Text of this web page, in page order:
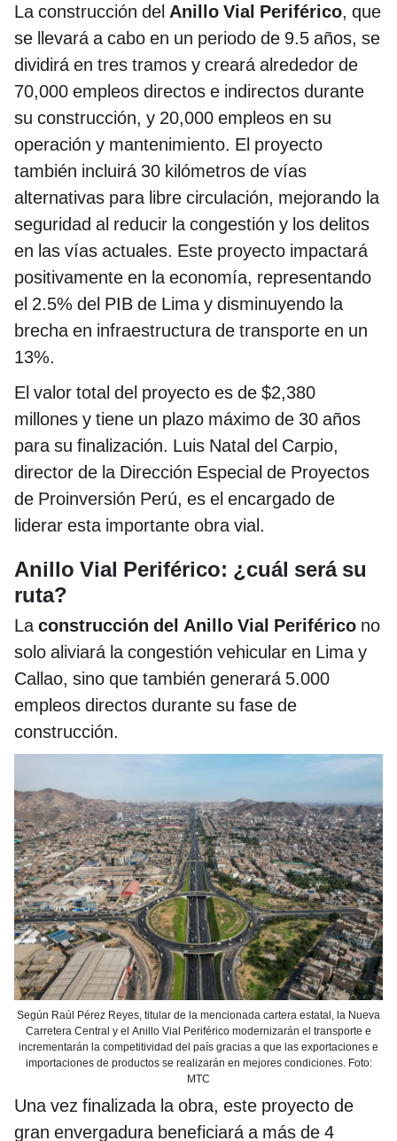
La construcción del Anillo Vial Periférico, que
se llevará a cabo en un periodo de 9.5 años, se
dividirá en tres tramos y creará alrededor de
70,000 empleos directos e indirectos durante
su construcción, y 20,000 empleos en su
operación y mantenimiento. El proyecto
también incluirá 30 kilómetros de vías
alternativas para libre circulación, mejorando la
seguridad al reducir la congestión y los delitos
en las vías actuales. Este proyecto impactará
positivamente en la economía, representando
el 2.5% del PIB de Lima y disminuyendo la
brecha en infraestructura de transporte en un
13%.
El valor total del proyecto es de $2,380
millones y tiene un plazo máximo de 30 años
para su finalización. Luis Natal del Carpio,
director de la Dirección Especial de Proyectos
de Proinversión Perú, es el encargado de
liderar esta importante obra vial.
Anillo Vial Periférico: ¿cuál será su
ruta?
Laconstrucción del Anillo Vial Periférico no
solo aliviará la congestión vehicular en Lima y
Callao, sino que también generará 5.000
empleos directos durante su fase de
construcción.
Según Raúl Pérez Reyes, titular de la mencionada cartera estatal, la Nueva
Carretera Central y el Anillo Vial Periférico modernizarán el transporte e
incrementarán la competitividad del país gracias a que las exportaciones e
importaciones de productos se realizarán en mejores condiciones. Foto:
MTC
Una vez finalizada la obra, este proyecto de
gran envergadura beneficiará a más de 4